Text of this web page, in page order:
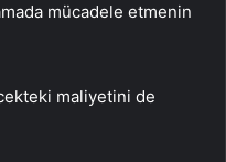
mücadele etmenin
maliyetini de